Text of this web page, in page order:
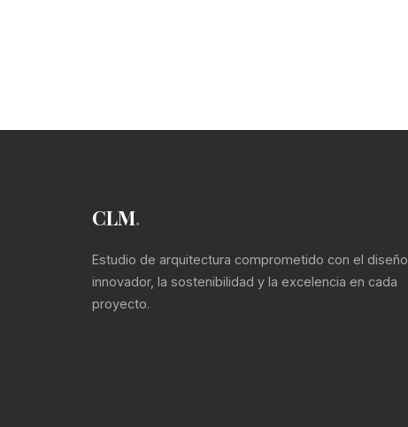
CLM.
Estudio de arquitectura comprometido con el diseño
innovador, la sostenibilidad y la excelencia en cada
proyecto.